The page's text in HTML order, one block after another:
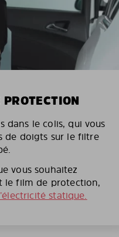
dans le colis, qui vous
de doigts sur le filtre
vous souhaitez
le film de protection,
statique.